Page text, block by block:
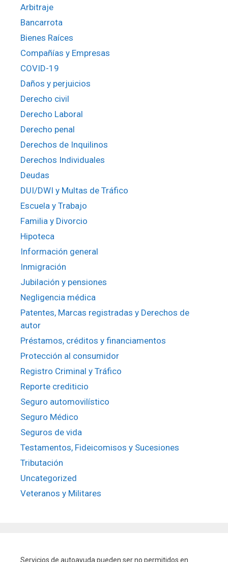
Arbitraje
Bancarrota
Bienes Raíces
Compañías y Empresas
COVID-19
Daños y perjuicios
Derecho civil
Derecho Laboral
Derecho penal
Derechos de Inquilinos
Derechos Individuales
Deudas
DUI/DWI y Multas de Tráfico
Escuela y Trabajo
Familia y Divorcio
Hipoteca
Información general
Inmigración
Jubilación y pensiones
Negligencia médica
Patentes, Marcas registradas y Derechos de
autor
Préstamos, créditos y financiamentos
Protección al consumidor
Registro Criminal y Tráfico
Reporte crediticio
Seguro automovilístico
Seguro Médico
Seguros de vida
Testamentos, Fideicomisos y Sucesiones
Tributación
Uncategorized
Veteranos y Militares
Servicios de autoayuda pueden ser no permitidos en